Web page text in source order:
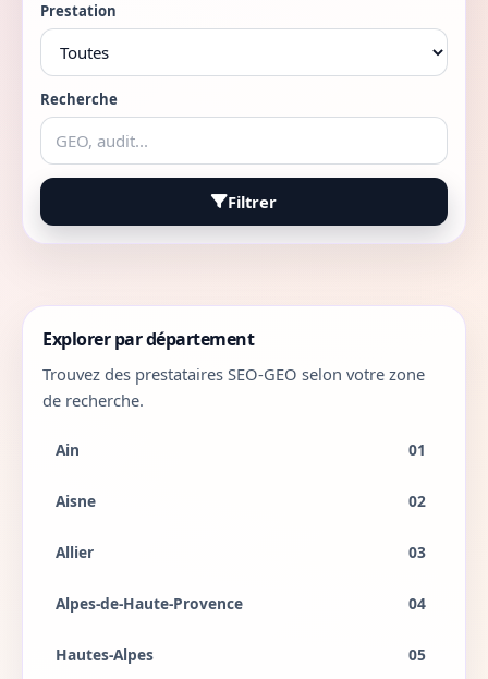
Prestation
Recherche
Filtrer
Explorer par département
Trouvez des prestataires SEO-GEO selon votre zone
de recherche.
Ain 01
Aisne 02
Allier 03
Alpes-de-Haute-Provence 04
Hautes-Alpes 05